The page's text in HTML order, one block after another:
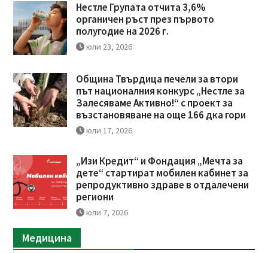
Нестле Групата отчита 3,6%
органичен ръст през първото
полугодие на 2026 г.
юли 23, 2026
Община Твърдица печели за втори
път националния конкурс „Нестле за
Залесяваме Активно!“ с проект за
възстановяване на още 166 дка гори
юли 17, 2026
„Изи Кредит“ и Фондация „Мечта за
дете“ стартират мобилен кабинет за
репродуктивно здраве в отдалечени
региони
юли 7, 2026
Медицина